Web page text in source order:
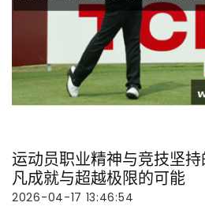
运动员职业精神与竞技坚
凡成就与超越极限的可能
2026-04-17 13:46:54